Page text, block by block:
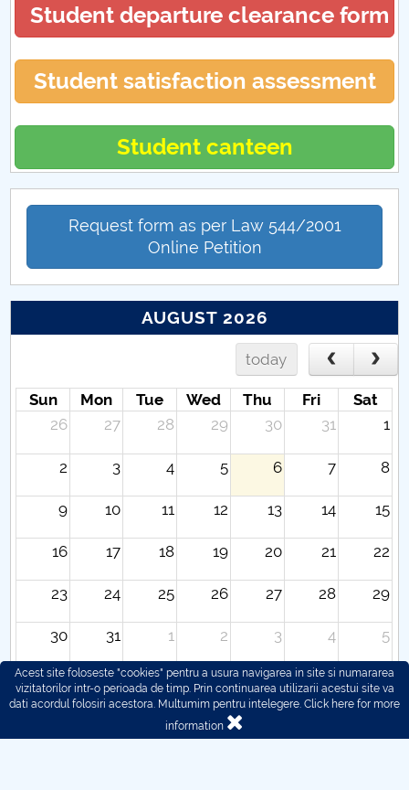
Student departure clearance form
Student satisfaction assessment
Student canteen
Request form as per Law 544/2001
Online Petition
AUGUST 2026
today
Sun Mon Tue Wed Thu Fri
Sat
26
27 28 29 30 31 1
2 3 4 5 6 7 8
9 10 11 12 13 14 15
16 17 18 19 20 21 22
23 24 25 26 27 28 29
30 31 1 2 3 4 5
Acest site foloseste "cookies" pentru a usura navigarea in site si numararea
vizitatorilor intr-o perioada de timp. Prin continuarea utilizarii acestui site va
dati acordul folosiri acestora. Multumim pentru intelegere. Click here for more
information